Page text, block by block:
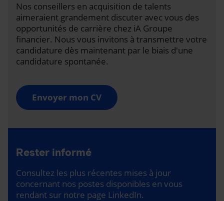
Nos conseillers en acquisition de talents
aimeraient grandement discuter avec vous des
opportunités de carrière chez iA Groupe
financier. Nous vous invitons à transmettre votre
candidature dès maintenant par le biais d'une
candidature spontanée.
Envoyer mon CV
Rester informé
Consultez les plus récentes mises à jour
concernant nos postes disponibles en vous
rendant sur notre page LinkedIn.